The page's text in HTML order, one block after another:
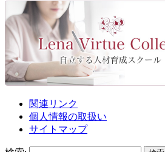
関連リンク
個人情報の取扱い
サイトマップ